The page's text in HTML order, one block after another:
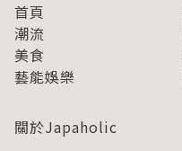
首頁
潮流
美食
藝能娛樂
關於Japaholic